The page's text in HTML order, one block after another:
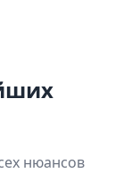
нюансов